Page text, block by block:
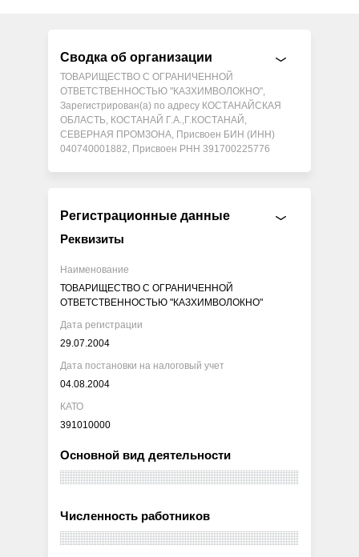
Сводка об организации
ТОВАРИЩЕСТВО С ОГРАНИЧЕННОЙ
ОТВЕТСТВЕННОСТЬЮ "КАЗХИМВОЛОКНО",
Зарегистрирован(а) по адресу КОСТАНАЙСКАЯ
ОБЛАСТЬ, КОСТАНАЙ Г.А.,Г.КОСТАНАЙ,
СЕВЕРНАЯ ПРОМЗОНА, Присвоен БИН (ИНН)
040740001882, Присвоен РНН 391700225776
Регистрационные данные
Реквизиты
Наименование
ТОВАРИЩЕСТВО С ОГРАНИЧЕННОЙ
ОТВЕТСТВЕННОСТЬЮ "КАЗХИМВОЛОКНО"
Дата регистрации
29.07.2004
Дата постановки на налоговый учет
04.08.2004
КАТО
391010000
Основной вид деятельности
Численность работников